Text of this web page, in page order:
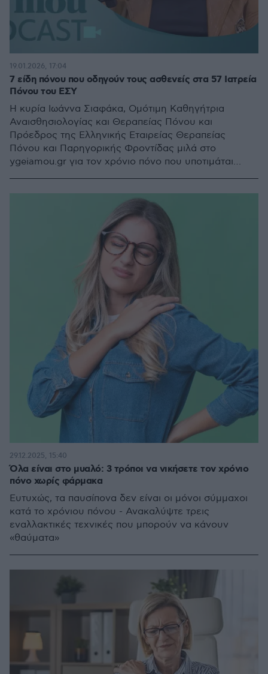
7 είδη πόνου που οδηγούν τους ασθενείς στα 57 Ιατρεία
Πόνου του ΕΣΥ
Η κυρία Ιωάννα Σιαφάκα, Ομότιμη Καθηγήτρια
Αναισθησιολογίας και Θεραπείας Πόνου και
Πρόεδρος της Ελληνικής Εταιρείας Θεραπείας
Πόνου και Παρηγορικής Φροντίδας μιλά στο
ygeiamou.gr για τον χρόνιο πόνο που υποτιμάται
19.01.2026, 17:04
Όλα είναι στο μυαλό: 3 τρόποι να νικήσετε τον χρόνιο
πόνο χωρίς φάρμακα
Ευτυχώς, τα παυσίπονα δεν είναι οι μόνοι σύμμαχοι
κατά το χρόνιου πόνου - Ανακαλύψτε τρεις
εναλλακτικές τεχνικές που μπορούν να κάνουν
«θαύματα»
29.12.2025, 15:40